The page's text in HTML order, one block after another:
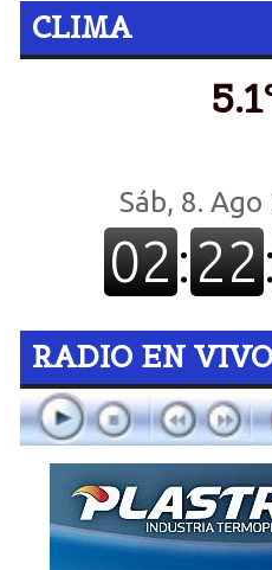
CLIMA
RADIO EN VIVO